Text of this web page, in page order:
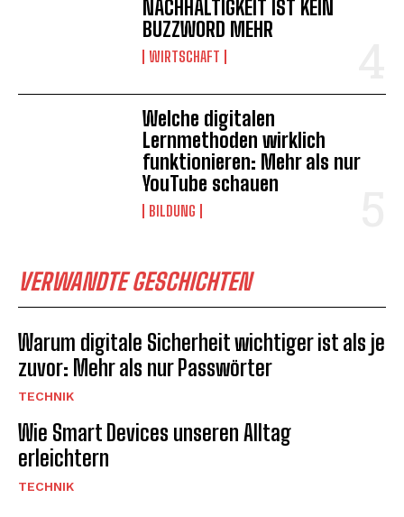
NACHHALTIGKEIT IST KEIN
BUZZWORD MEHR
WIRTSCHAFT
Welche digitalen
Lernmethoden wirklich
funktionieren: Mehr als nur
YouTube schauen
BILDUNG
VERWANDTE GESCHICHTEN
Warum digitale Sicherheit wichtiger ist als je
zuvor: Mehr als nur Passwörter
TECHNIK
Wie Smart Devices unseren Alltag
erleichtern
TECHNIK